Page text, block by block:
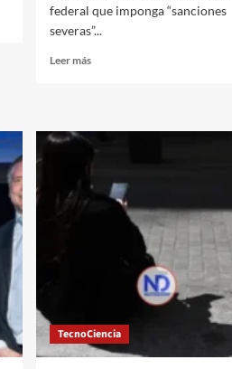
federal que imponga “sanciones
severas”...
Leer más
TecnoCiencia